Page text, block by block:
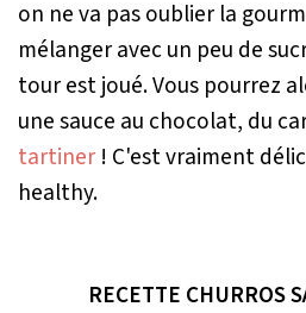
on ne va pas oublier la
mélanger avec un peu de
tour est joué. Vous pourrez
une sauce au chocolat, du
tartiner ! C'est vraiment
healthy.
RECETTE CHURROS